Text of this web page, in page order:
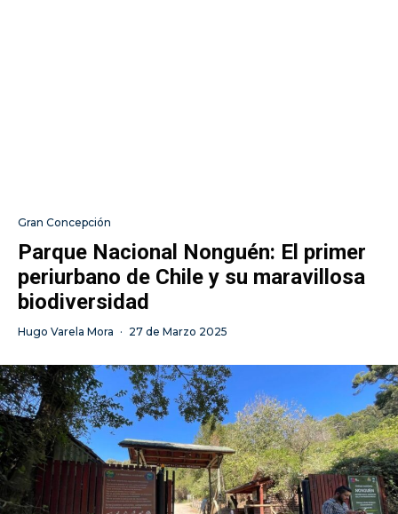
Gran Concepción
Parque Nacional Nonguén: El primer
periurbano de Chile y su maravillosa
biodiversidad
Hugo Varela Mora · 27 de Marzo 2025